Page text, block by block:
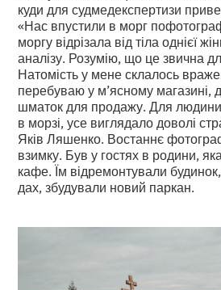
куди для судмедекспертизи
«Нас впустили в морг
моргу відрізала від тіла однієї
аналізу. Розумію, що це звична
Натомість у мене склалось
перебуваю у м’ясному магазині,
шматок для продажу. Для
в морзі, усе виглядало доволі
Яків Ляшенко. Востаннє
взимку. Був у гостях в родини,
кафе. Їм відремонтували
дах, збудували новий паркан.